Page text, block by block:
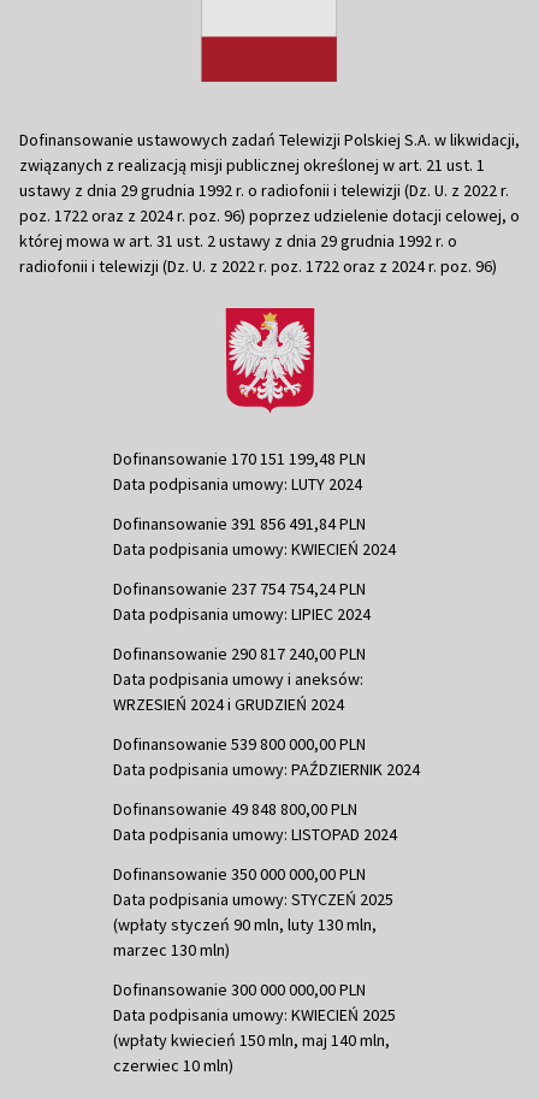
Dofinansowanie ustawowych zadań Telewizji Polskiej S.A. w likwidacji,
związanych z realizacją misji publicznej określonej w art. 21 ust. 1
ustawy z dnia 29 grudnia 1992 r. o radiofonii i telewizji (Dz. U. z 2022 r.
poz. 1722 oraz z 2024 r. poz. 96) poprzez udzielenie dotacji celowej, o
której mowa w art. 31 ust. 2 ustawy z dnia 29 grudnia 1992 r. o
radiofonii i telewizji (Dz. U. z 2022 r. poz. 1722 oraz z 2024 r. poz. 96)
Dofinansowanie 170 151 199,48 PLN
Data podpisania umowy: LUTY 2024
Dofinansowanie 391 856 491,84 PLN
Data podpisania umowy: KWIECIEŃ 2024
Dofinansowanie 237 754 754,24 PLN
Data podpisania umowy: LIPIEC 2024
Dofinansowanie 290 817 240,00 PLN
Data podpisania umowy i aneksów:
WRZESIEŃ 2024 i GRUDZIEŃ 2024
Dofinansowanie 539 800 000,00 PLN
Data podpisania umowy: PAŹDZIERNIK 2024
Dofinansowanie 49 848 800,00 PLN
Data podpisania umowy: LISTOPAD 2024
Dofinansowanie 350 000 000,00 PLN
Data podpisania umowy: STYCZEŃ 2025
(wpłaty styczeń 90 mln, luty 130 mln,
marzec 130 mln)
Dofinansowanie 300 000 000,00 PLN
Data podpisania umowy: KWIECIEŃ 2025
(wpłaty kwiecień 150 mln, maj 140 mln,
czerwiec 10 mln)